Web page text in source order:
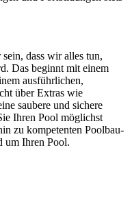
dass wir alles tun,
Das beginnt mit einem
ausführlichen,
über Extras wie
saubere und sichere
Ihren Pool möglichst
zu kompetenten Poolbau-
um Ihren Pool.